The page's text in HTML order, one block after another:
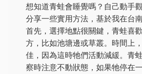
想知道青蛙會睡覺嗎？自己動手
分享一些實用方法，基於我在台
首先，選擇地點很關鍵，青蛙喜
方，比如池塘邊或草叢。時間上
佳，因為這時牠們活動減緩。青
察時注意不動狀態，如果牠停在